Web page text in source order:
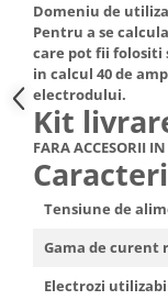
Strungurii
Scule cu acumulator
Scule pentru
Truse de scule
Truse de lipit PPR
Masini de spalat
Masini de spalat
Masini de spalat
Masini de spalat
Masini de spalat
Uscatoare de rufe
incorporabile
Seturi oale
Domeniu de
Pentru a se
care pot fii folositi
in calcul 40 de
electrodului.
Kit
FARA ACCESORII
Tensiune de
Gama de curent
Electrozi